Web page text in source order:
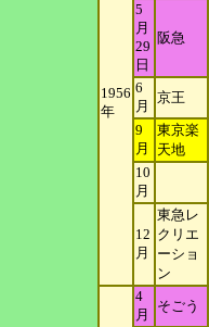
1956
年
5
月
29
日
阪急
6
月
京王
9
月
東京楽
天地
10
月
12
月
東急レ
クリエ
ーショ
ン
4
月
そごう